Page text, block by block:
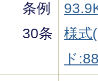
条例
30条
様式
ド